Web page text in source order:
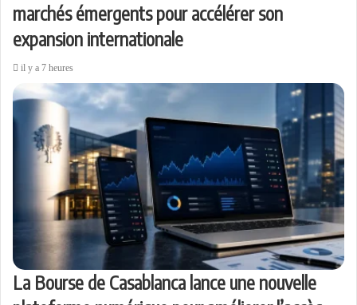
marchés émergents pour accélérer son
expansion internationale
il y a 7 heures
La Bourse de Casablanca lance une nouvelle